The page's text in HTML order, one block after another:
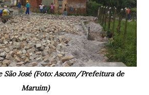
São José (Foto: Ascom/Prefeitura de
Maruim)